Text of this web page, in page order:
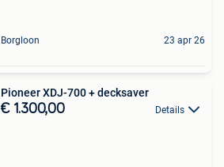
Borgloon 23 apr 26
Pioneer XDJ-700 + decksaver
€ 1.300,00 Details